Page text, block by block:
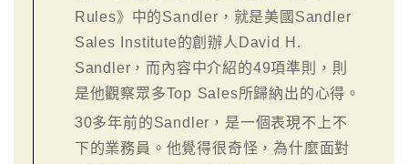
Rules》中的Sandler，就是美國Sandler
Sales Institute的創辦人David H.
Sandler，而內容中介紹的49項準則，則
是他觀察眾多Top Sales所歸納出的心得。
30多年前的Sandler，是一個表現不上不
下的業務員。他覺得很奇怪，為什麼面對